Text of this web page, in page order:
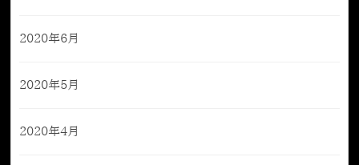
2020年6月
2020年5月
2020年4月